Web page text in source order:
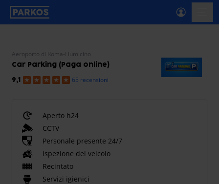
etichetta-navigazione-principale
Aeroporto di Roma-Fiumicino
Car Parking (Paga online)
9,1 65 recensioni
Aperto h24
CCTV
Personale presente 24/7
Ispezione del veicolo
Recintato
Servizi igienici